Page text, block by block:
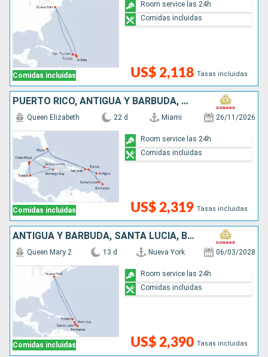
Comidas incluidas US$ 2,118 Tasas incluidas
Room service las 24h
Comidas incluidas
PUERTO RICO, ANTIGUA Y BARBUDA, SANTA LUCIA, BARBADOS, SAN MARTÍN, ISLAS CAIMÁN, JAMAICA, MÉXICO, HONDURAS, ESTADOS UNIDOS
Comidas incluidas
Queen Elizabeth 22 d Miami 26/11/2026
US$ 2,319 Tasas incluidas
Room service las 24h
Comidas incluidas
ANTIGUA Y BARBUDA, SANTA LUCIA, BARBADOS, DOMINICA, SAN MARTÍN, ESTADOS UNIDOS
Comidas incluidas
Queen Mary 2 13 d Nueva York 06/03/2028
US$ 2,390 Tasas incluidas
Room service las 24h
Comidas incluidas